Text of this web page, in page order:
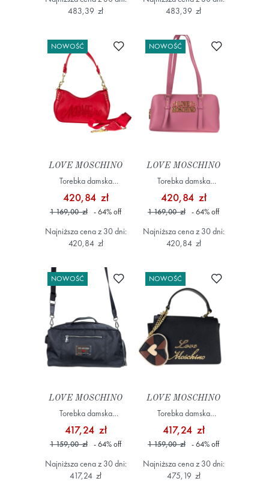
483,39 zł
483,39 zł
NOWOŚĆ Dodaj do ulubionych
LOVE MOSCHINO
Torebka damska
JC4328PP0NK1150A
Czerwony
420,84 zł
1 169,00 zł - 64%off
Najniższa cena z 30 dni:
420,84 zł
NOWOŚĆ Dodaj do
LOVE MOSCHINO
Torebka damska
JC4332PP0NK1361A
Różowy
420,84 zł
1 169,00 zł - 64%off
Najniższa cena z 30 dni:
420,84 zł
NOWOŚĆ Dodaj do ulubionych
LOVE MOSCHINO
Torebka damska
JC4202PP1MLN100A
Czarny
417,24 zł
1 159,00 zł - 64%off
Najniższa cena z 30 dni:
417,24 zł
NOWOŚĆ Dodaj do
LOVE MOSCHINO
Torebka damska
JC4273PP0OK10 Czarny
417,24 zł
1 159,00 zł - 64%off
Najniższa cena z 30 dni:
475,19 zł